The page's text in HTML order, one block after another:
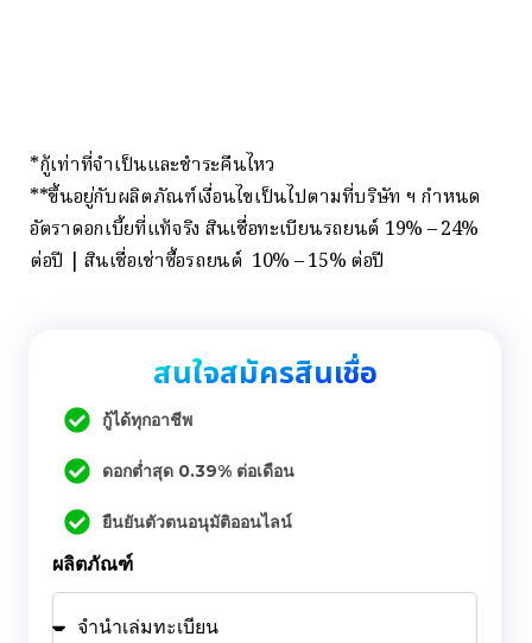
*กู้เท่าที่จำเป็นและชำระคืนไหว
**ขึ้นอยู่กับผลิตภัณฑ์เงื่อนไขเป็นไปตามที่บริษัท ฯ กำหนด
อัตราดอกเบี้ยที่แท้จริง สินเชื่อทะเบียนรถยนต์ 19% – 24%
ต่อปี | สินเชื่อเช่าซื้อรถยนต์ 10% – 15% ต่อปี
สนใจสมัครสินเชื่อ
กู้ได้ทุกอาชีพ
ดอกต่ำสุด 0.39% ต่อเดือน
ยืนยันตัวตนอนุมัติออนไลน์
ผลิตภัณฑ์